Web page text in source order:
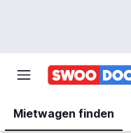
Mietwagen finden